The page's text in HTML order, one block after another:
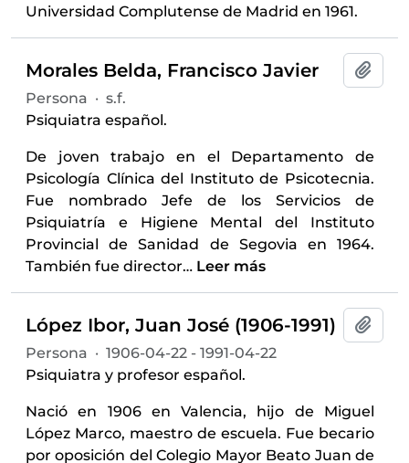
Universidad Complutense de Madrid en 1961.
Morales Belda, Francisco Javier
Persona · s.f.
Psiquiatra español.
De joven trabajo en el Departamento de
Psicología Clínica del Instituto de Psicotecnia.
Fue nombrado Jefe de los Servicios de
Psiquiatría e Higiene Mental del Instituto
Provincial de Sanidad de Segovia en 1964.
También fue director… Leer más
López Ibor, Juan José (1906-1991)
Persona · 1906-04-22 - 1991-04-22
Psiquiatra y profesor español.
Nació en 1906 en Valencia, hijo de Miguel
López Marco, maestro de escuela. Fue becario
por oposición del Colegio Mayor Beato Juan de